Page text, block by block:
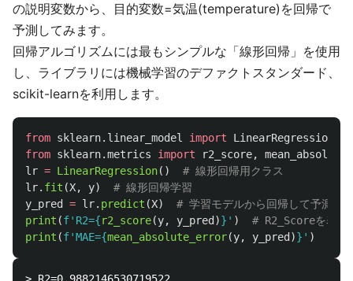
の説明変数から、目的変数=気温(temperature)を回帰で
予測してみます。
回帰アルゴリズムには最もシンプルな「線形回帰」を使用
し、ライブラリには機械学習のデファクトスタンダード、
scikit-learnを利用します。
from sklearn.linear_model import
LinearRegression
from sklearn.metrics import r2_score,
lr = LinearRegression()
lr. fit (X, y)
y_pred
= lr. predict (X)
print (f' R2={r2_score(y, y_pred )} ' )
print (f'MAE={mean_absolute_error(y, y_pred )} ' )